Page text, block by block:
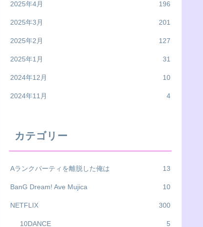
2025年4月 196
2025年3月 201
2025年2月 127
2025年1月 31
2024年12月 10
2024年11月 4
カテゴリー
Aランクパーティを離脱した俺は 13
BanG Dream! Ave Mujica 10
NETFLIX 300
10DANCE 5